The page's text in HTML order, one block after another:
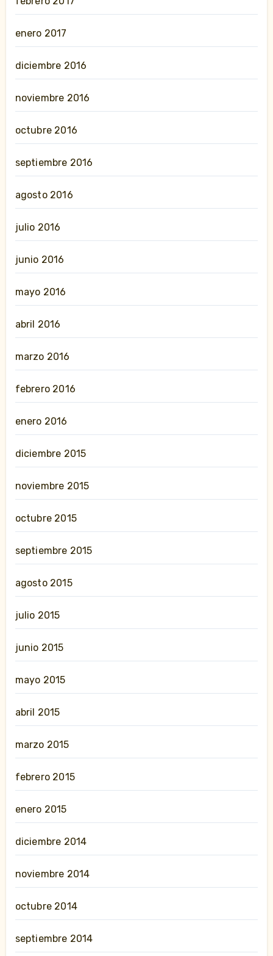
enero 2017
diciembre 2016
noviembre 2016
octubre 2016
septiembre 2016
agosto 2016
julio 2016
junio 2016
mayo 2016
abril 2016
marzo 2016
febrero 2016
enero 2016
diciembre 2015
noviembre 2015
octubre 2015
septiembre 2015
agosto 2015
julio 2015
junio 2015
mayo 2015
abril 2015
marzo 2015
febrero 2015
enero 2015
diciembre 2014
noviembre 2014
octubre 2014
septiembre 2014